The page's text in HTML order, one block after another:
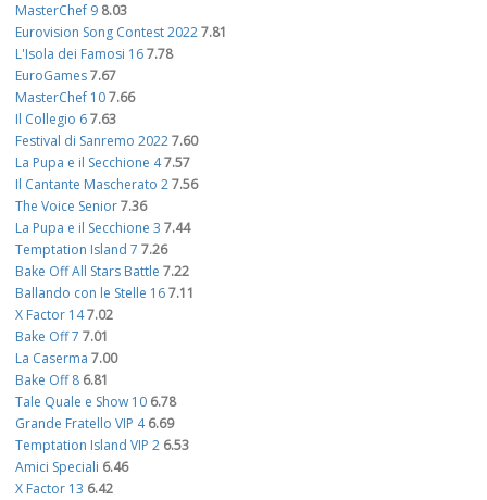
MasterChef 9 8.03
Eurovision Song Contest 20227.81
L'Isola dei Famosi 167.78
EuroGames7.67
MasterChef 107.66
Il Collegio 67.63
Festival di Sanremo 20227.60
La Pupa e il Secchione 47.57
Il Cantante Mascherato 27.56
The Voice Senior7.36
La Pupa e il Secchione 3 7.44
Temptation Island 7 7.26
Bake Off All Stars Battle 7.22
Ballando con le Stelle 167.11
X Factor 147.02
Bake Off 7 7.01
La Caserma 7.00
Bake Off 8 6.81
Tale Quale e Show 10 6.78
Grande Fratello VIP 4 6.69
Temptation Island VIP 2 6.53
Amici Speciali 6.46
X Factor 13 6.42